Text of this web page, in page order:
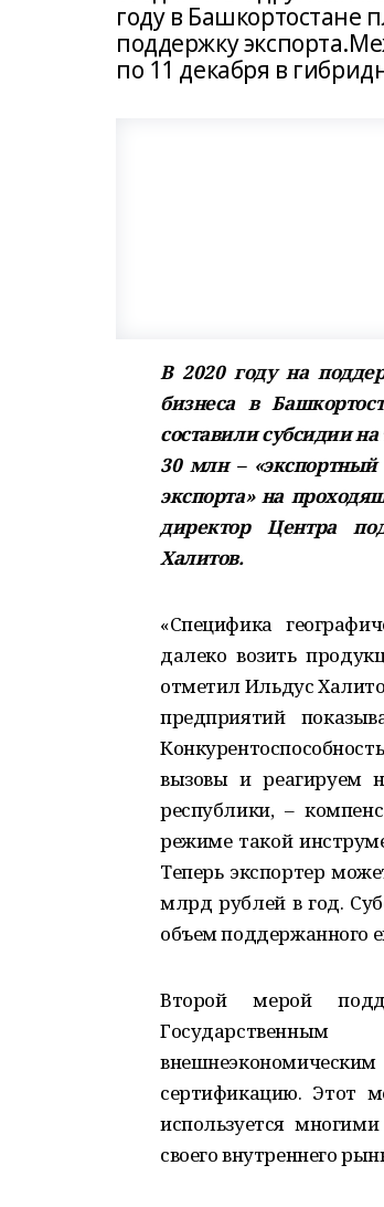
году в Башкортостане
поддержку
по 11 декабря в
В 2020 году на
бизнеса в
составили субсидии
30 млн –
экспорта» на
директор Центра
Халитов.
«Специфика
далеко возить
отметил Ильдус
предприятий
вызовы и реагируем
республики, –
режиме такой
Теперь экспортер
млрд рублей в год.
объем поддержанного
Второй мерой
сертификацию. Этот
используется
своего внутреннего